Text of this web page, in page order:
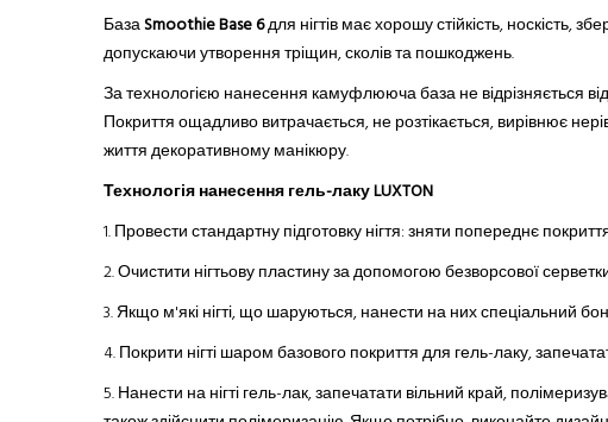
БазаSmoothie Base 6для нігтів має хорошу стійкість, носкість,
допускаючи утворення тріщин, сколів та пошкоджень.
За технологією нанесення камуфлююча база не відрізняється
Покриття ощадливо витрачається, не розтікається, вирівнює
життя декоративному манікюру.
Технологія нанесення гель-лаку LUXTON
1. Провести стандартну підготовку нігтя: зняти попереднє
2.Очистити нігтьову пластину за допомогою безворсової
3.Якщо м'які нігті, що шаруються,нанести на них спеціальний
4.Покрити нігті шаром базового покриттядля гель-лаку,
5.Нанести на нігті гель-лак, запечатати вільний край,